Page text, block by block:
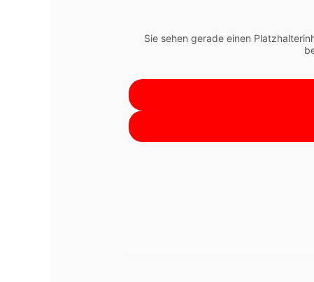
Sie sehen gerade einen